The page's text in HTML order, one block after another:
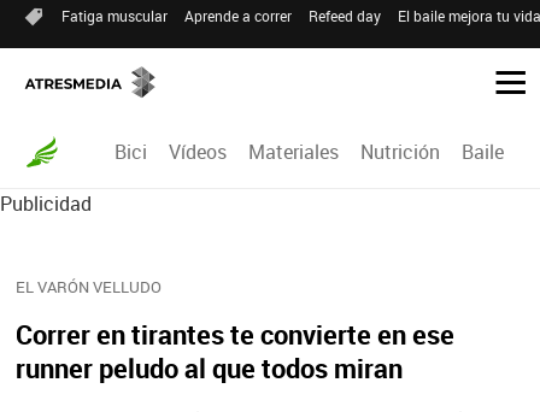
Fatiga muscular Aprende a correr Refeed day El baile mejora tu
Bici Vídeos Materiales Nutrición Baile
Publicidad
EL VARÓN VELLUDO
Correr en tirantes te convierte en ese
runner peludo al que todos miran